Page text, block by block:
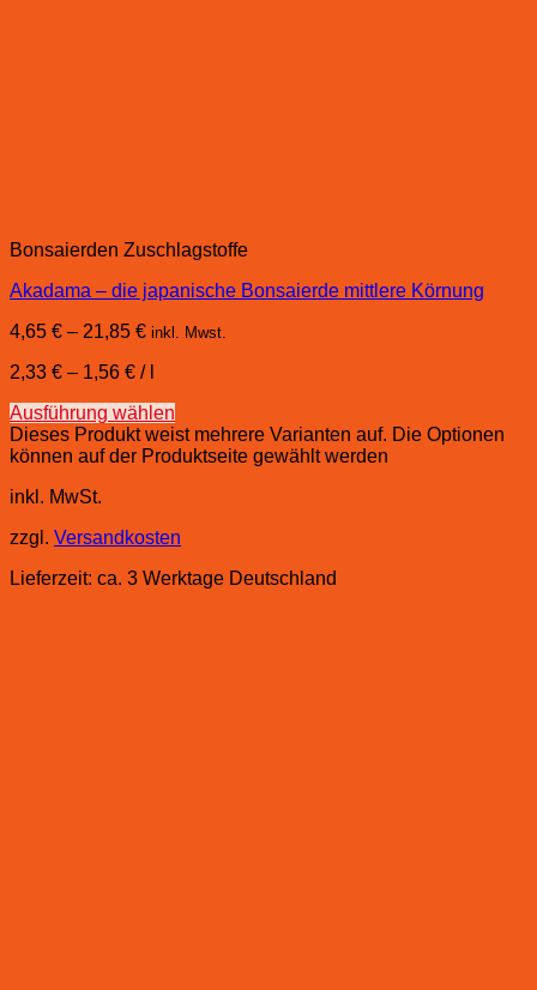
Bonsaierden Zuschlagstoffe
Akadama – die japanische Bonsaierde mittlere Körnung
4,65 € – 21,85 € inkl. Mwst.
2,33 € – 1,56 € /
Ausführung wählen
Dieses Produkt weist mehrere Varianten auf. Die Optionen
können auf der Produktseite gewählt werden
inkl. MwSt.
zzgl. Versandkosten
Lieferzeit: ca. 3 Werktage Deutschland